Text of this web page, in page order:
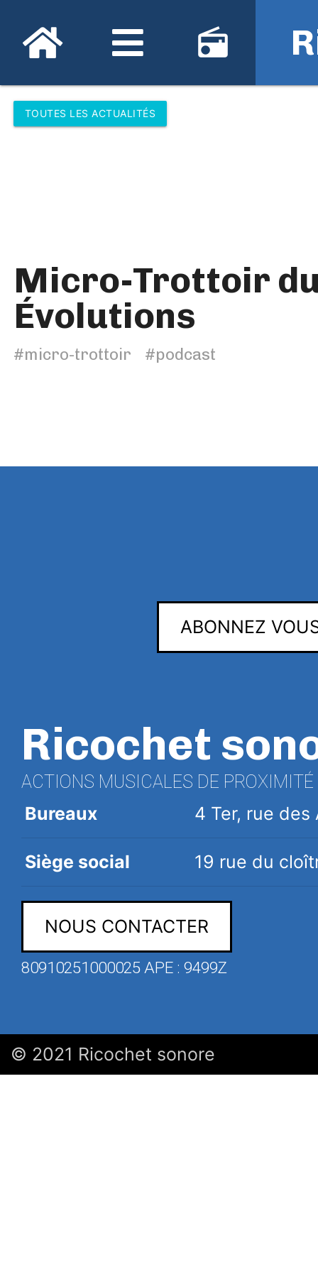
radio
TOUTES LES ACTUALITÉS
Micro-Trottoir
Évolutions
#micro-trottoir #podcast
ABONNEZ
Ricochet
ACTIONS MUSICALES DE PROXIMITÉ
Bureaux 4 Ter, rue des
Siège social 19 rue du
NOUS CONTACTER
80910251000025 APE : 9499Z
© 2021 Ricochet sonore